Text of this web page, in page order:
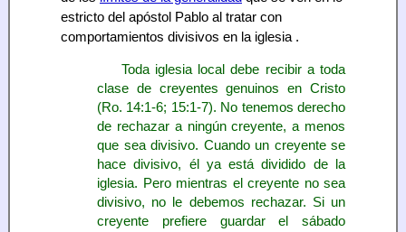
estricto del apóstol Pablo al tratar con
comportamientos divisivos en la iglesia .
Toda iglesia local debe recibir a toda
clase de creyentes genuinos en Cristo
(Ro. 14:1-6; 15:1-7). No tenemos derecho
de rechazar a ningún creyente, a menos
que sea divisivo. Cuando un creyente se
hace divisivo, él ya está dividido de la
iglesia. Pero mientras el creyente no sea
divisivo, no le debemos rechazar. Si un
creyente prefiere guardar el sábado